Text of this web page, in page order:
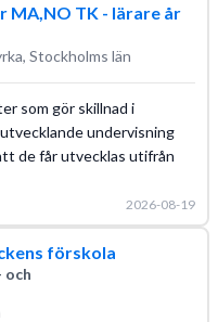
MA,NO TK - lärare år
Stockholms län
som gör skillnad i
undervisning
de får utvecklas utifrån
2026-08-19
förskola
och